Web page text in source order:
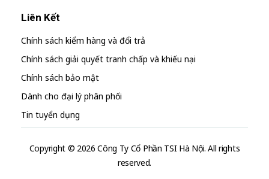
Liên Kết
Chính sách kiểm hàng và đổi trả
Chính sách giải quyết tranh chấp và khiếu nại
Chính sách bảo mật
Dành cho đại lý phân phối
Tin tuyển dụng
Copyright © 2026 Công Ty Cổ Phần TSI Hà Nội. All rights
reserved.